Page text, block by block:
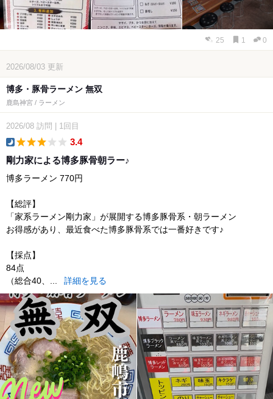
25 1 0
2026/08/03 更新
博多・豚骨ラーメン 無双
鹿島神宮 / ラーメン
2026/08 訪問 1回目
3.4
剛力家による博多豚骨朝ラー♪
博多ラーメン 770円
【総評】
「家系ラーメン剛力家」が展開する博多豚骨系・朝ラーメン
お得感があり、最近食べた博多豚骨系では一番好きです♪
【採点】
84点
（総合40、...
詳細を見る